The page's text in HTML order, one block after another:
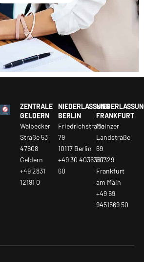
ZENTRALE
GELDERN
Walbecker
Straße 53
47608
Geldern
+49 2831
12191 0
NIEDERLASSUNG
BERLIN
Friedrichstraße
79
10117 Berlin
+49 30 4036367
60
FRANKFURT
Mainzer
Landstraße
69
60329
Frankfurt
am Main
+49 69
9451569 50